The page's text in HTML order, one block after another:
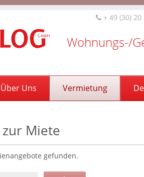
+ 49 (30)
Wohnungs-/
Über Uns Vermietung
Miete
e gefunden.